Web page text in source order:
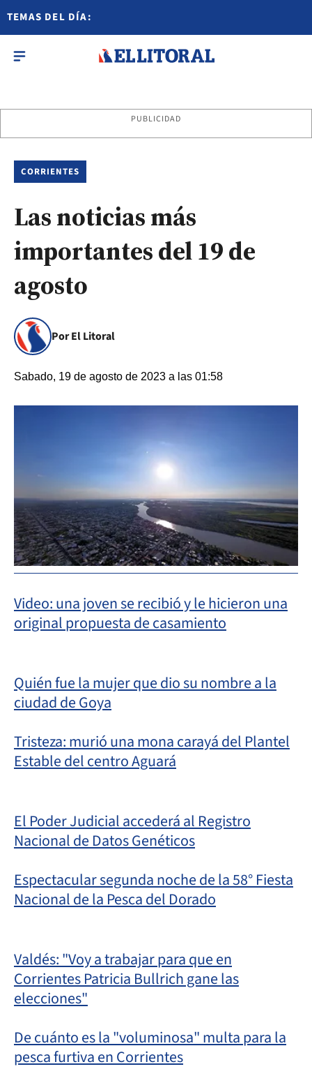
TEMAS DEL DÍA:
PUBLICIDAD
CORRIENTES
Las noticias más
importantes del 19 de
agosto
Por El Litoral
Sabado, 19 de agosto de 2023 a las 01:58
Video: una joven se recibió y le hicieron una
original propuesta de casamiento
Quién fue la mujer que dio su nombre a la
ciudad de Goya
Tristeza: murió una mona carayá del Plantel
Estable del centro Aguará
El Poder Judicial accederá al Registro
Nacional de Datos Genéticos
Espectacular segunda noche de la 58° Fiesta
Nacional de la Pesca del Dorado
Valdés: "Voy a trabajar para que en
Corrientes Patricia Bullrich gane las
elecciones"
De cuánto es la "voluminosa" multa para la
pesca furtiva en Corrientes